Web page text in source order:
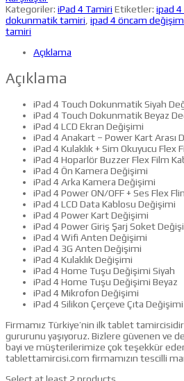
Kategoriler: iPad 4 Tamiri Etiketler: ipad
dokunmatik tamiri ipad 4 öncam
tamiri
Açıklama
Açıklama
iPad 4 Touch Dokunmatik Siyah
iPad 4 Touch Dokunmatik Beyaz
iPad 4 LCD Ekran Değişimi
iPad 4 Anakart – Power Kart Arası
iPad 4 Kulaklık + Sim Okuyucu Flex
iPad 4 Hoparlör Buzzer Flex Film
iPad 4 Ön Kamera Değişimi
iPad 4 Arka Kamera Değişimi
iPad 4 Power ON/OFF + Ses Flex
iPad 4 LCD Data Kablosu Değişimi
iPad 4 Power Kart Değişimi
iPad 4 Power Giriş Şarj Soket
iPad 4 Wifi Anten Değişimi
iPad 4 3G Anten Değişimi
iPad 4 Kulaklık Değişimi
iPad 4 Home Tuşu Değişimi Siyah
iPad 4 Home Tuşu Değişimi Beyaz
iPad 4 Mikrofon Değişimi
iPad 4 Silikon Çerçeve Çıta Değişimi
Firmamız Türkiye’nin ilk tablet tamircisidir.
gururunu yaşıyoruz. Bizlere güvenen ve
bayi ve müşterilerimize çok teşekkür
tablettamircisi.com firmamızın tescilli